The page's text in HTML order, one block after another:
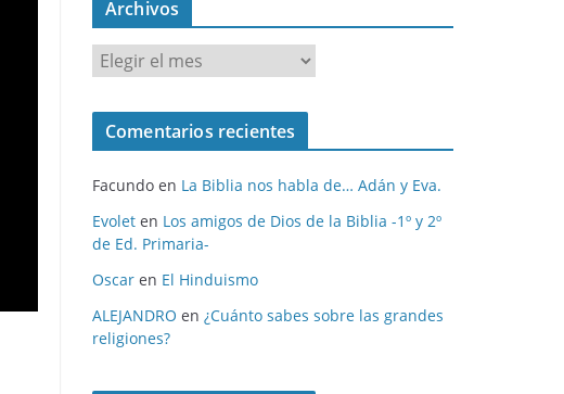
Archivos
c
v
o
s
Comentarios recientes
Facundo en La Biblia nos habla de… Adán y Eva.
Evolet en Los amigos de Dios de la Biblia -1º y 2º
de Ed. Primaria-
Oscar en El Hinduismo
ALEJANDRO en ¿Cuánto sabes sobre las grandes
religiones?